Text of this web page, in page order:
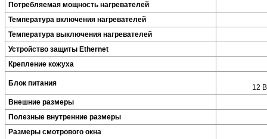
Потребляемая мощность нагревателей
Температура включения нагревателей
Температура выключения нагревателей
Устройство защиты Ethernet
Крепление кожуха
Блок питания
12
Внешние размеры
Полезные внутренние размеры
Размеры смотрового окна